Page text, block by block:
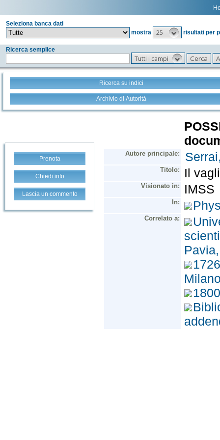
Seleziona banca dati
mostra
25 risultati per
Ricerca semplice
Tutti i campi
Ricerca su indici
Archivio di Autorità
Prenota
Chiedi info
Lascia un commento